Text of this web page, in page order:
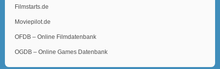
Filmstarts.de
Moviepilot.de
OFDB – Online Filmdatenbank
OGDB – Online Games Datenbank